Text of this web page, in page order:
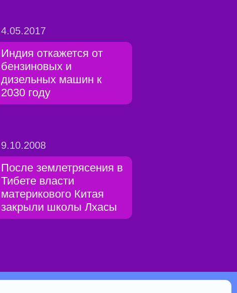
4.05.2017
Индия откажется от
бензиновых и
дизельных машин к
2030 году
9.10.2008
После землетрясения в
Тибете власти
материкового Китая
закрыли школы Лхасы